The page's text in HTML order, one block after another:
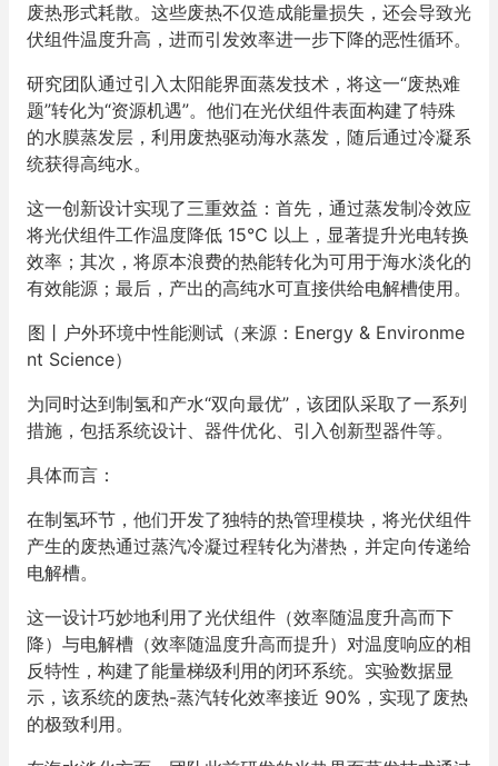
废热形式耗散。这些废热不仅造成能量损失，还会导致光
伏组件温度升高，进而引发效率进一步下降的恶性循环。
研究团队通过引入太阳能界面蒸发技术，将这一“废热难
题”转化为“资源机遇”。他们在光伏组件表面构建了特殊
的水膜蒸发层，利用废热驱动海水蒸发，随后通过冷凝系
统获得高纯水。
这一创新设计实现了三重效益：首先，通过蒸发制冷效应
将光伏组件工作温度降低 15℃ 以上，显著提升光电转换
效率；其次，将原本浪费的热能转化为可用于海水淡化的
有效能源；最后，产出的高纯水可直接供给电解槽使用。
图丨户外环境中性能测试（来源：Energy & Environme
nt Science）
为同时达到制氢和产水“双向最优”，该团队采取了一系列
措施，包括系统设计、器件优化、引入创新型器件等。
具体而言：
在制氢环节，他们开发了独特的热管理模块，将光伏组件
产生的废热通过蒸汽冷凝过程转化为潜热，并定向传递给
电解槽。
这一设计巧妙地利用了光伏组件（效率随温度升高而下
降）与电解槽（效率随温度升高而提升）对温度响应的相
反特性，构建了能量梯级利用的闭环系统。实验数据显
示，该系统的废热-蒸汽转化效率接近 90%，实现了废热
的极致利用。